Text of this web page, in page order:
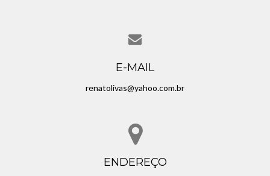
E-MAIL
renatolivas@yahoo.com.br
ENDEREÇO